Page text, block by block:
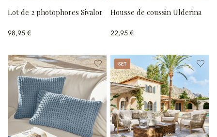
Lot de 2 photophores Sivalor
98,95 €
Housse de coussin Ulderina
22,95 €
Set